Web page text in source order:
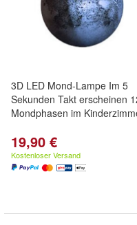
3D LED Mond-Lampe Im 5
Sekunden Takt erscheinen
Mondphasen im
19,90 €
Kostenloser Versand